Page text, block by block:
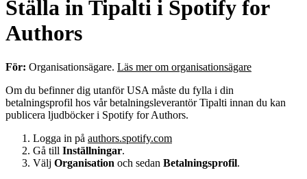
Ställa in Tipalti i Spotify for
Authors
För: Organisationsägare. Läs mer om organisationsägare
Om du befinner dig utanför USA måste du fylla i din
betalningsprofil hos vår betalningsleverantör Tipalti innan du kan
publicera ljudböcker i Spotify for Authors.
Logga in på authors.spotify.com
Gå till Inställningar.
Välj Organisation och sedan Betalningsprofil.